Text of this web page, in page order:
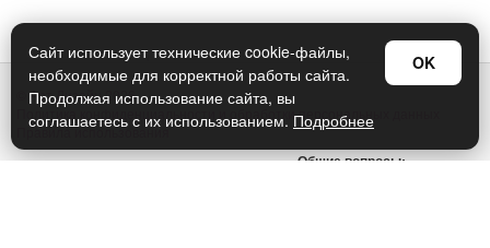
© Арт Дизайн 2026
Политика конфиденциальности и обработки персональных данных
Правила использования
Общие вопросы:
Сайт использует технические cookie-файлы,
необходимые для корректной работы сайта.
Продолжая использование сайта, вы
соглашаетесь с их использованием. Подробнее
OK